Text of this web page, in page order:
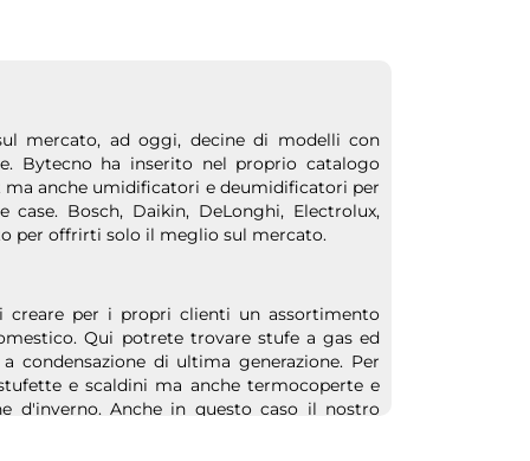
mercato, ad oggi, decine di modelli con
Bytecno ha inserito nel proprio catalogo
anche umidificatori e deumidificatori per
Bosch, Daikin, DeLonghi, Electrolux,
per offrirti solo il meglio sul mercato.
creare per i propri clienti un assortimento
Qui potrete trovare stufe a gas ed
condensazione di ultima generazione. Per
e scaldini ma anche termocoperte e
d'inverno. Anche in questo caso il nostro